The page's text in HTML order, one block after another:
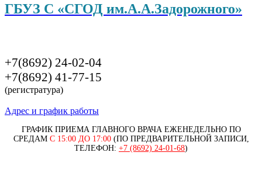
ГБУЗ С «СГОД им.А.А.Задорожного»
+7(8692) 24-02-04
+7(8692) 41-77-15
(регистратура)
Адрес и график работы
ГРАФИК ПРИЕМА ГЛАВНОГО ВРАЧА ЕЖЕНЕДЕЛЬНО ПО
СРЕДАМ С 15:00 ДО 17:00(ПО ПРЕДВАРИТЕЛЬНОЙ ЗАПИСИ,
ТЕЛЕФОН: +7 (8692) 24-01-68)